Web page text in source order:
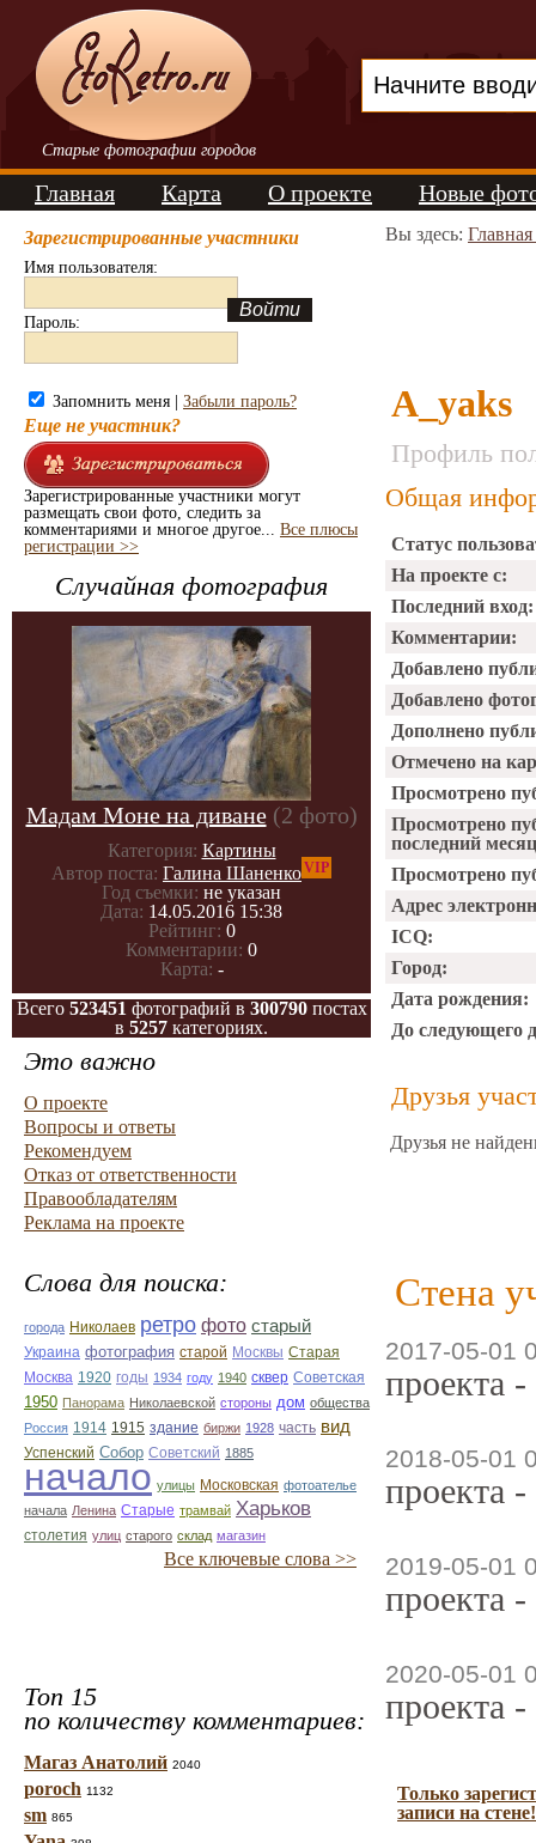
Старые фотографии городов
Главная Карта О проекте Новые
Зарегистрированные участники
Имя пользователя:
Пароль:
Запомнить меня | Забыли пароль?
Еще не участник?
Зарегистрированные участники могут
размещать свои фото, следить за
комментариями и многое другое... Все плюсы
регистрации >>
Случайная фотография
Мадам Моне на диване (2 фото)
Категория: Картины
Автор поста: Галина ШаненкоVIP
Год съемки: не указан
Дата: 14.05.2016 15:38
Рейтинг: 0
Комментарии: 0
Карта: -
Всего 523451 фотографий в 300790постах
в 5257 категориях.
Это важно
О проекте
Вопросы и ответы
Рекомендуем
Отказ от ответственности
Правообладателям
Реклама на проекте
Слова для поиска:
города Николаев ретро фото старый
Украина фотография старой Москвы Старая
Москва 1920 годы 1934 году 1940 сквер Советская
1950 Панорама Николаевской стороны дом общества
Россия 1914 1915 здание биржи 1928 часть вид
Успенский Собор Советский 1885
начало улицы Московская фотоателье
начала Ленина Старые трамвай Харьков
столетия улиц старого склад магазин
Все ключевые слова >>
Топ 15
по количеству комментариев:
Магаз Анатолий 2040
poroch 1132
sm 865
Вы здесь:
A_yaks
Профиль
Общая
Статус
На проекте с:
Последний вход:
Комментарии:
Добавлено
Добавлено
Дополнено
Отмечено на
Просмотрено
Просмотрено
последний
Просмотрено
Адрес
ICQ:
Город:
Дата рождения:
До следующего
Друзья
Друзья не
Стена
2017-05-01
проекта
2018-05-01
проекта
2019-05-01
проекта
2020-05-01
проекта
Только
записи на стене!